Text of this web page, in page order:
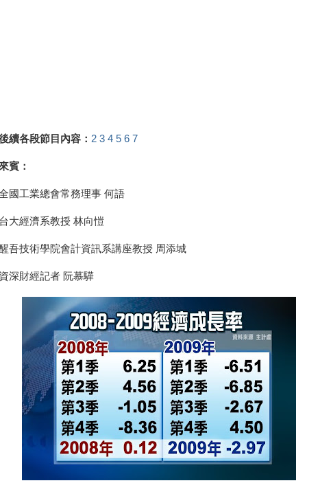
續各段節目內容： 2 3 4 5 6 7
來賓：
國工業總會常務理事 何語
台大經濟系教授 林向愷
吾技術學院會計資訊系講座教授 周添城
資深財經記者 阮慕驊